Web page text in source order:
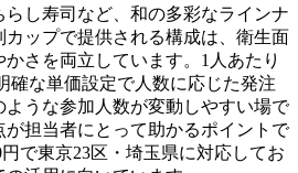
し寿司など、和の多彩なラインナ
カップで提供される構成は、衛生面
さを両立しています。1人あたり
確な単価設定で人数に応じた発注
うな参加人数が変動しやすい場で
が担当者にとって助かるポイントで
で東京23区・埼玉県に対応してお